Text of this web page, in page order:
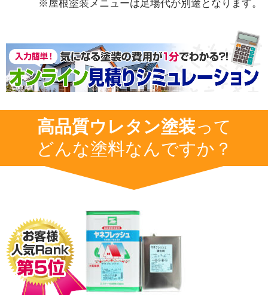
※屋根塗装メニューは足場代が別途となります。
高品質ウレタン塗装って
どんな塗料なんですか？